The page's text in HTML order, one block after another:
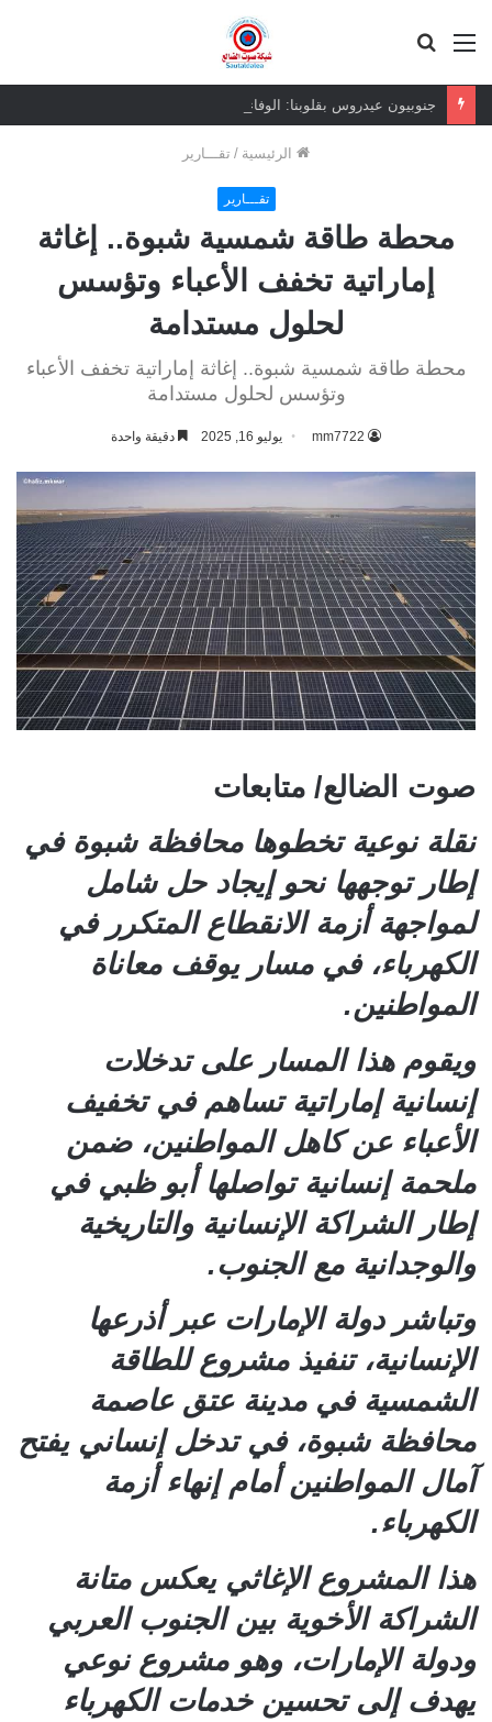
القائمة
جنوبيون عيدروس بقلوبنا: الوفاء للقيادة يتجاوز الصور والجدران
الرئيسية / تقـــارير
تقـــارير
محطة طاقة شمسية شبوة.. إغاثة
إماراتية تخفف الأعباء وتؤسس
لحلول مستدامة
محطة طاقة شمسية شبوة.. إغاثة إماراتية تخفف الأعباء
وتؤسس لحلول مستدامة
mm7722 يوليو 16, 2025 دقيقة واحدة
صوت الضالع/ متابعات
نقلة نوعية تخطوها محافظة شبوة في
إطار توجهها نحو إيجاد حل شامل
لمواجهة أزمة الانقطاع المتكرر في
الكهرباء، في مسار يوقف معاناة
المواطنين.
ويقوم هذا المسار على تدخلات
إنسانية إماراتية تساهم في تخفيف
الأعباء عن كاهل المواطنين، ضمن
ملحمة إنسانية تواصلها أبو ظبي في
إطار الشراكة الإنسانية والتاريخية
والوجدانية مع الجنوب.
وتباشر دولة الإمارات عبر أذرعها
الإنسانية، تنفيذ مشروع للطاقة
الشمسية في مدينة عتق عاصمة
محافظة شبوة، في تدخل إنساني يفتح
آمال المواطنين أمام إنهاء أزمة
الكهرباء.
هذا المشروع الإغاثي يعكس متانة
الشراكة الأخوية بين الجنوب العربي
ودولة الإمارات، وهو مشروع نوعي
يهدف إلى تحسين خدمات الكهرباء